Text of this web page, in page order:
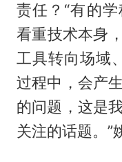
责任？“有的
看重技术本身
工具转向场域
过程中，会产
的问题，这是
关注的话题。”